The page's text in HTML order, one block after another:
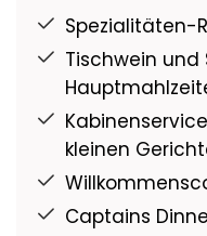
behinderten-/
Spezialitäten-
Tischwein
kleinen
Captains